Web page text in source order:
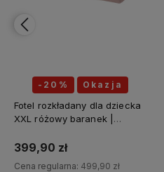
-20% Okazja
Fotel rozkładany dla dziecka
XXL różowy baranek |
399,90 zł
Cena regularna: 499,90 zł